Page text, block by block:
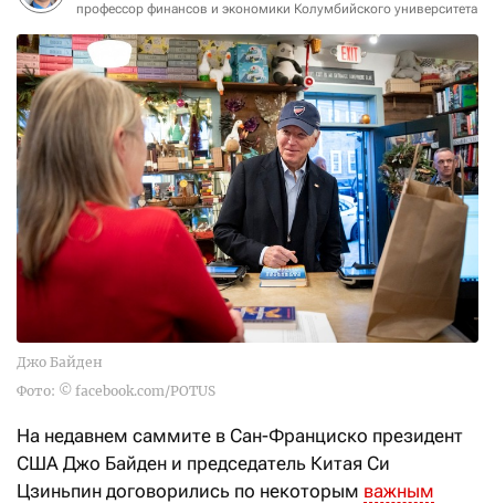
профессор финансов и экономики Колумбийского университета
Джо Байден
Фото: © facebook.com/POTUS
На недавнем саммите в Сан-Франциско президент
США Джо Байден и председатель Китая Си
Цзиньпин договорились по некоторым важным